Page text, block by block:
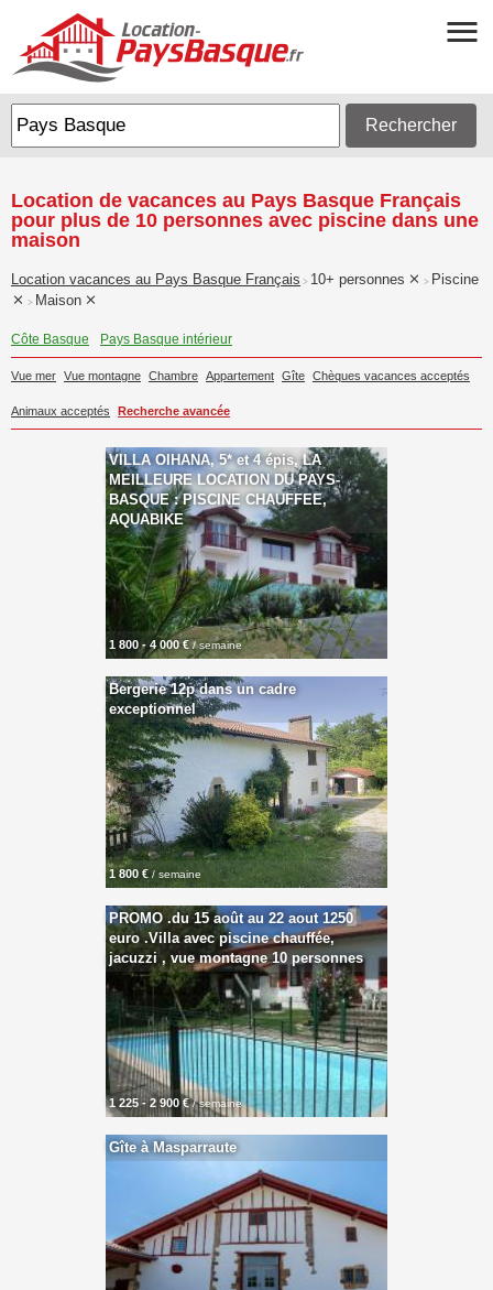
Rechercher
Location de vacances au Pays Basque Français
pour plus de 10 personnes avec piscine dans une
maison
Location vacances au Pays Basque Français > 10+ personnes > Piscine
> Maison
Côte Basque Pays Basque intérieur
Vue mer Vue montagne Chambre Appartement Gîte Chèques vacances acceptés
Animaux acceptés Recherche avancée
VILLA OIHANA, 5* et 4 épis, LA
MEILLEURE LOCATION DU PAYS-
BASQUE : PISCINE CHAUFFEE,
AQUABIKE
1 800 - 4 000 €/ semaine
Bergerie 12p dans un cadre
exceptionnel
1 800 € / semaine
PROMO .du 15 août au 22 aout 1250
euro .Villa avec piscine chauffée,
jacuzzi , vue montagne 10 personnes
1 225 - 2 900 €/ semaine
Gîte à Masparraute